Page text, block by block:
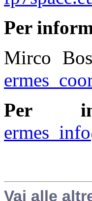
Per
Mirco
Per
Vai alle